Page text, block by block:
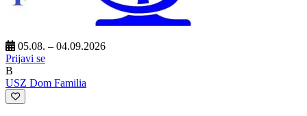
05.08. – 04.09.2026
Prijavi se
B
USZ Dom Familia